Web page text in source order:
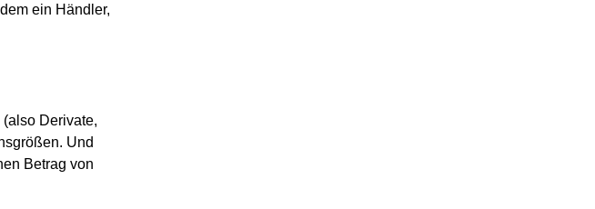
ein Händler,
Derivate,
Und
Betrag von